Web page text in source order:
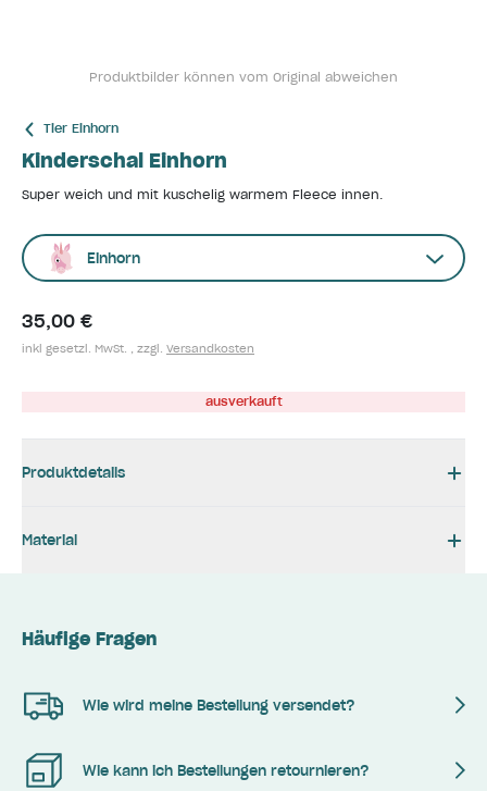
Produktbilder können vom Original abweichen
Tier Einhorn
Kinderschal Einhorn
Super weich und mit kuschelig warmem Fleece innen.
Einhorn
35,00 €
inkl gesetzl. MwSt. , zzgl. Versandkosten
ausverkauft
Produktdetails
Material
Häufige Fragen
Wie wird meine Bestellung versendet?
Wie kann ich Bestellungen retournieren?